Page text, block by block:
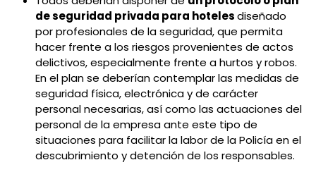
de seguridad privada para hotelesdiseñado
por profesionales de la seguridad, que permita
hacer frente a los riesgos provenientes de actos
delictivos, especialmente frente a hurtos y robos.
En el plan se deberían contemplar las medidas de
seguridad física, electrónica y de carácter
personal necesarias, así como las actuaciones del
personal de la empresa ante este tipo de
situaciones para facilitar la labor de la Policía en el
descubrimiento y detención de los responsables.